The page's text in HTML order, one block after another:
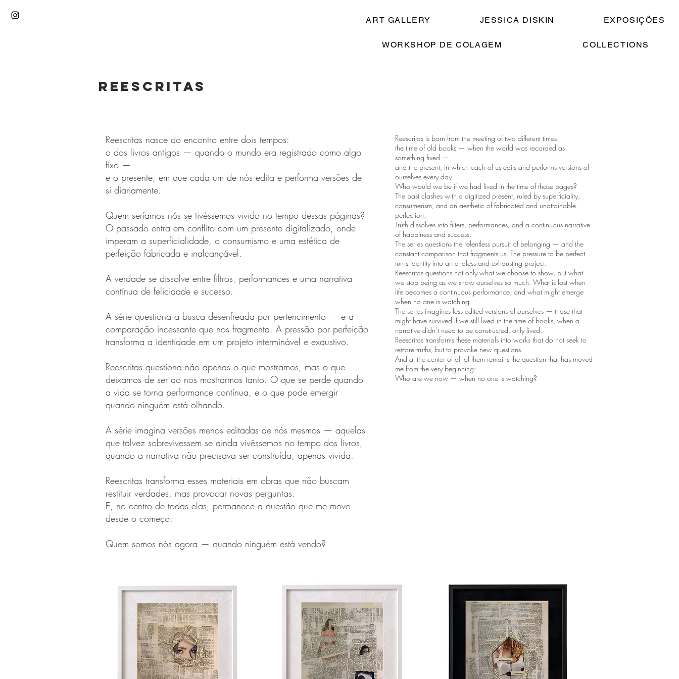
ART GALLERY JESSICA DISKIN EXPOSIÇÕES
WORKSHOP DE COLAGEM COLLECTIONS
Reescritas
Reescritas nasce do encontro entre dois tempos:
o dos livros antigos — quando o mundo era registrado como algo
fixo —
e o presente, em que cada um de nós edita e performa versões de
si diariamente.
Quem seríamos nós se tivéssemos vivido no tempo dessas páginas?
O passado entra em conflito com um presente digitalizado, onde
imperam a superficialidade, o consumismo e uma estética de
perfeição fabricada e inalcançável.
A verdade se dissolve entre filtros, performances e uma narrativa
contínua de felicidade e sucesso.
A série questiona a busca desenfreada por pertencimento — e a
comparação incessante que nos fragmenta. A pressão por perfeição
transforma a identidade em um projeto interminável e exaustivo.
Reescritas questiona não apenas o que mostramos, mas o que
deixamos de ser ao nos mostrarmos tanto. O que se perde quando
a vida se torna performance contínua, e o que pode emergir
quando ninguém está olhando.
A série imagina versões menos editadas de nós mesmos — aquelas
que talvez sobrevivessem se ainda vivêssemos no tempo dos livros,
quando a narrativa não precisava ser construída, apenas vivida.
Reescritas transforma esses materiais em obras que não buscam
restituir verdades, mas provocar novas perguntas.
E, no centro de todas elas, permanece a questão que me move
desde o começo:
Quem somos nós agora — quando ninguém está vendo?
Reescritas is born from the meeting of two different times:
the time of old books — when the world was recorded as
something fixed —
and the present, in which each of us edits and performs versions of
ourselves every day.
Who would we be if we had lived in the time of those pages?
The past clashes with a digitized present, ruled by superficiality,
consumerism, and an aesthetic of fabricated and unattainable
perfection.
Truth dissolves into filters, performances, and a continuous narrative
of happiness and success.
The series questions the relentless pursuit of belonging — and the
constant comparison that fragments us. The pressure to be perfect
turns identity into an endless and exhausting project.
Reescritas questions not only what we choose to show, but what
we stop being as we show ourselves so much. What is lost when
life becomes a continuous performance, and what might emerge
when no one is watching.
The series imagines less edited versions of ourselves — those that
might have survived if we still lived in the time of books, when a
narrative didn’t need to be constructed, only lived.
Reescritas transforms these materials into works that do not seek to
restore truths, but to provoke new questions.
And at the center of all of them remains the question that has moved
me from the very beginning:
Who are we now — when no one is watching?